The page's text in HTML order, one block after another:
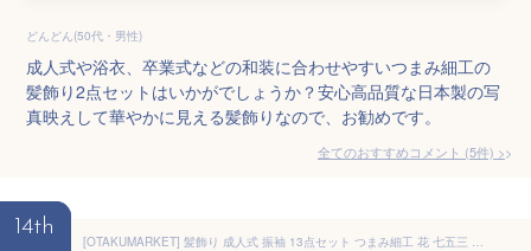
どんどん(50代・男性)
成人式や浴衣、卒業式などの和装に合わせやすいつまみ細工の
髪飾り2点セットはいかがでしょうか？安心高品質な日本製の写
真映えして華やかに見える髪飾りなので、お勧めです。
全てのおすすめコメント (5件) >
14th
[OTAKUMARKET] 髪飾り 成人式 振袖 13点セット つまみ細工 花 七五三 袴 着物 和装 卒業式 浴衣 結婚式 髪留め コーム ヘアアクセサリー 金箔 付き 3カラー (赤)